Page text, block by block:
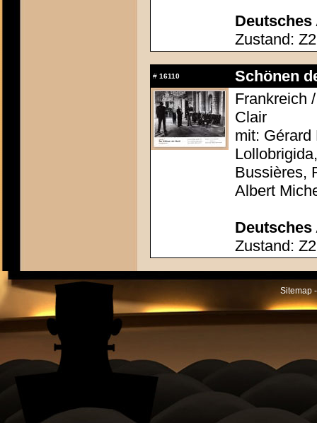
Deutsches
Zustand: Z2
# 16110
Schönen
Frankreich
Clair
mit: Gérard
Bussières,
Albert
Deutsches
Zustand: Z2
Sitemap